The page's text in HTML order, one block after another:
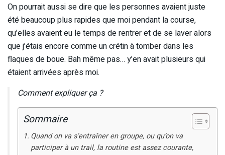
On pourrait aussi se dire que les personnes avaient juste
été beaucoup plus rapides que moi pendant la course,
qu’elles avaient eu le temps de rentrer et de se laver alors
que j’étais encore comme un crétin à tomber dans les
flaques de boue. Bah même pas… y’en avait plusieurs qui
étaient arrivées après moi.
Comment expliquer ça ?
Sommaire
Quand on va s’entraîner en groupe, ou qu’on va
participer à un trail, la routine est assez courante,